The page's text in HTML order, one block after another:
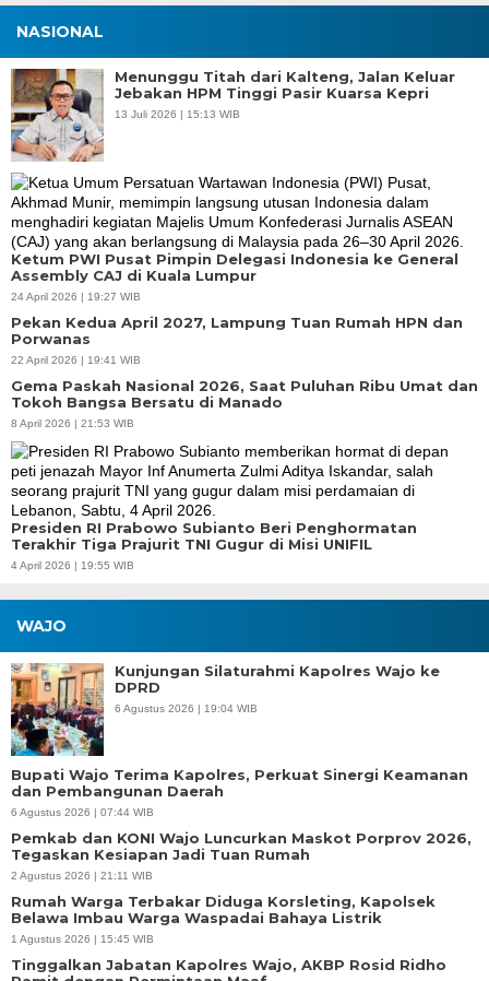
NASIONAL
Menunggu Titah dari Kalteng, Jalan Keluar
Jebakan HPM Tinggi Pasir Kuarsa Kepri
13 Juli 2026 | 15:13 WIB
Ketum PWI Pusat Pimpin Delegasi Indonesia ke General
Assembly CAJ di Kuala Lumpur
24 April 2026 | 19:27 WIB
Pekan Kedua April 2027, Lampung Tuan Rumah HPN dan
Porwanas
22 April 2026 | 19:41 WIB
Gema Paskah Nasional 2026, Saat Puluhan Ribu Umat dan
Tokoh Bangsa Bersatu di Manado
8 April 2026 | 21:53 WIB
Presiden RI Prabowo Subianto Beri Penghormatan
Terakhir Tiga Prajurit TNI Gugur di Misi UNIFIL
4 April 2026 | 19:55 WIB
WAJO
Kunjungan Silaturahmi Kapolres Wajo ke
DPRD
6 Agustus 2026 | 19:04 WIB
Bupati Wajo Terima Kapolres, Perkuat Sinergi Keamanan
dan Pembangunan Daerah
6 Agustus 2026 | 07:44 WIB
Pemkab dan KONI Wajo Luncurkan Maskot Porprov 2026,
Tegaskan Kesiapan Jadi Tuan Rumah
2 Agustus 2026 | 21:11 WIB
Rumah Warga Terbakar Diduga Korsleting, Kapolsek
Belawa Imbau Warga Waspadai Bahaya Listrik
1 Agustus 2026 | 15:45 WIB
Tinggalkan Jabatan Kapolres Wajo, AKBP Rosid Ridho